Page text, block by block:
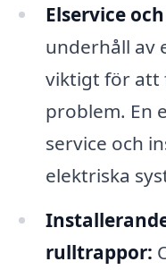
Elservice
underhåll av
viktigt för att
problem. En
service och
elektriska
rulltrappor: